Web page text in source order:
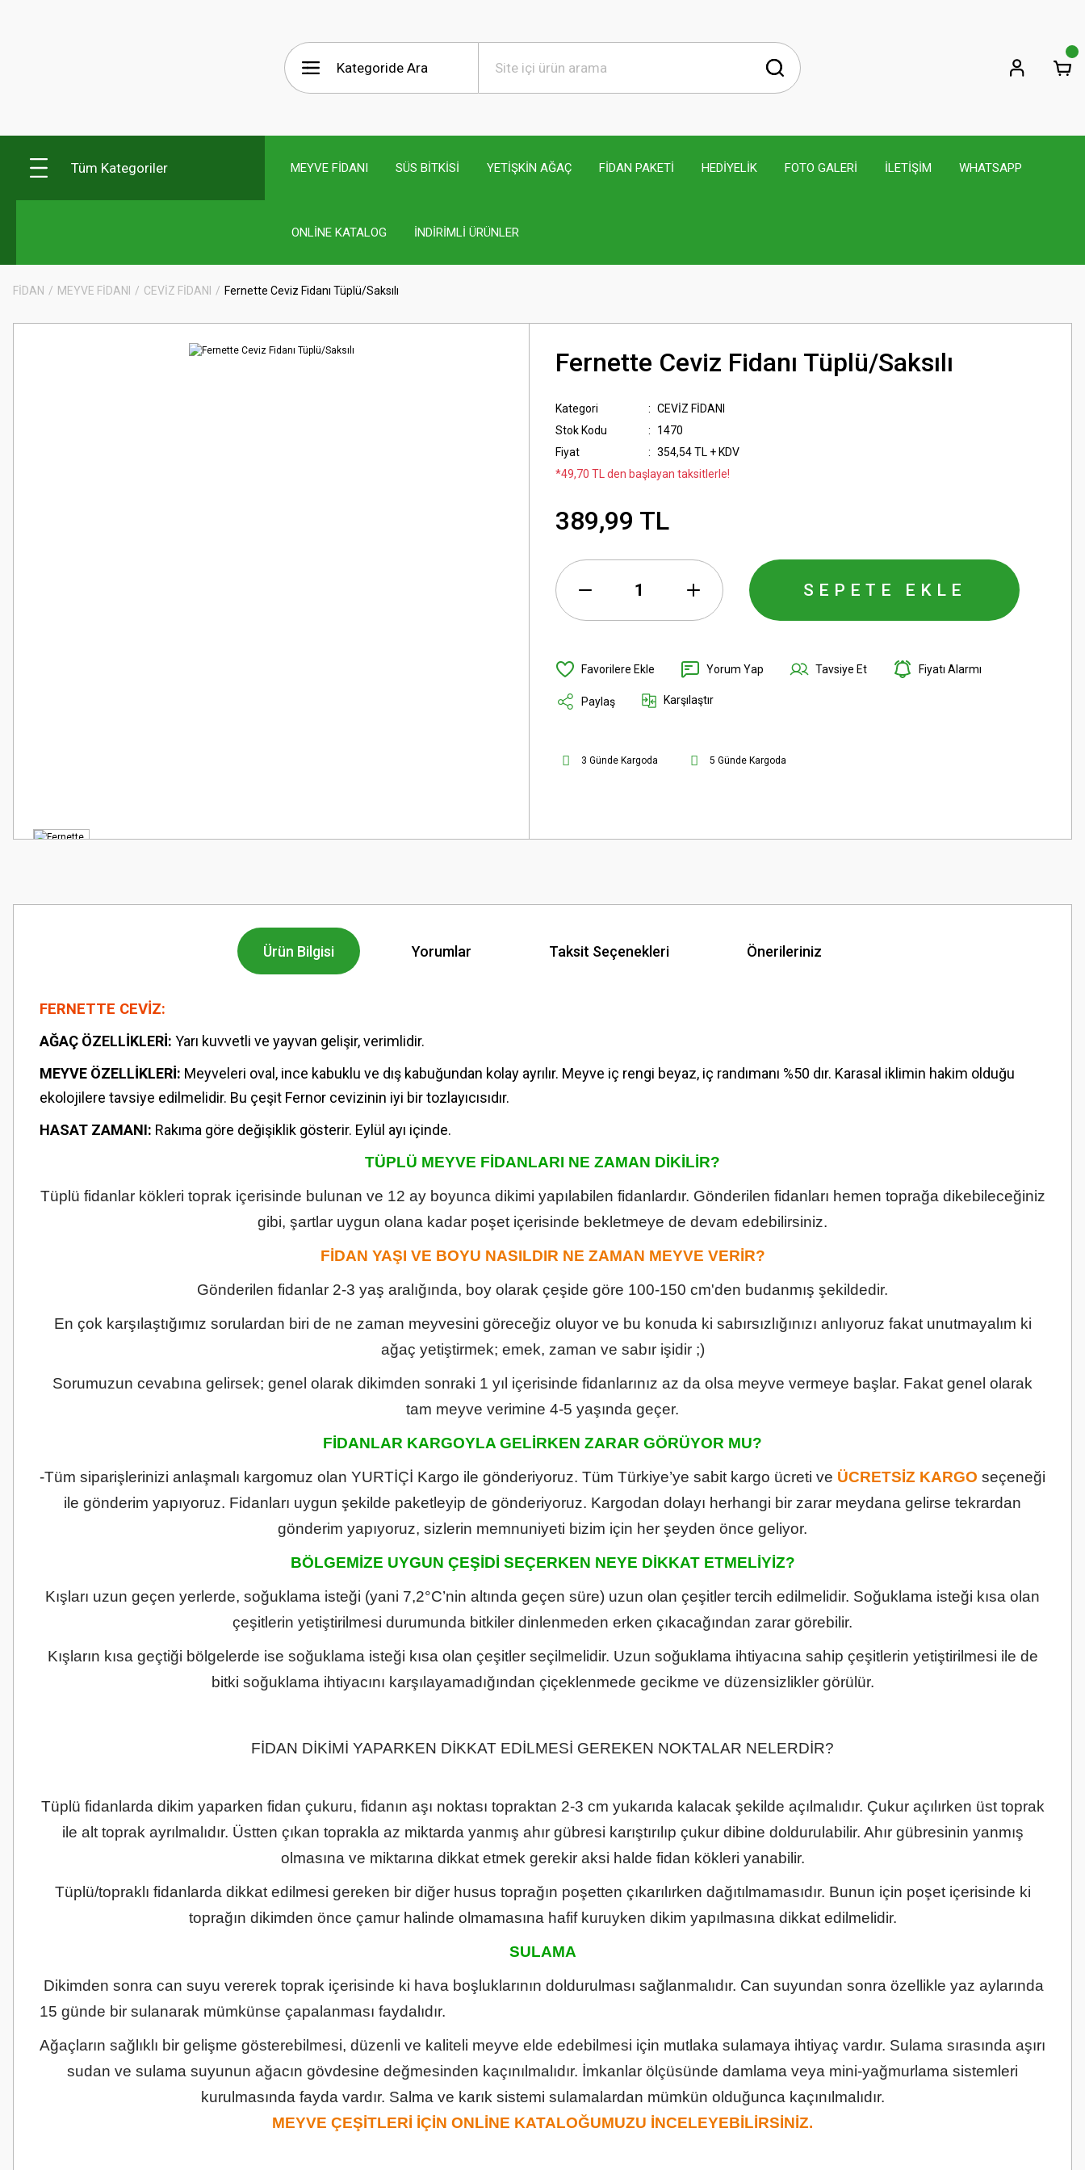
Tüm Kategoriler MEYVE FİDANI SÜS BİTKİSİ YETİŞKİN AĞAÇ FİDAN PAKETİ HEDİYELİK FOTO GALERİ İLETİŞİM WHATSAPP
ONLİNE KATALOG İNDİRİMLİ ÜRÜNLER
FİDAN MEYVE FİDANI CEVİZ FİDANI Fernette Ceviz Fidanı Tüplü/Saksılı
Fernette Ceviz Fidanı Tüplü/Saksılı
Kategori
CEVİZ FİDANI
Stok Kodu
1470
Fiyat
354,54 TL + KDV
*49,70 TL den başlayan taksitlerle!
389,99 TL
SEPETE EKLE
Yorum Yap Tavsiye Et Fiyatı Alarmı
Paylaş Karşılaştır
3 Günde Kargoda 5 Günde Kargoda
Ürün Bilgisi Yorumlar Taksit Seçenekleri Önerileriniz
FERNETTE CEVİZ:
AĞAÇ ÖZELLİKLERİ: Yarı kuvvetli ve yayvan gelişir, verimlidir.
MEYVE ÖZELLİKLERİ: Meyveleri oval, ince kabuklu ve dış kabuğundan kolay ayrılır. Meyve iç rengi beyaz, iç randımanı %50 dır. Karasal iklimin hakim olduğu
ekolojilere tavsiye edilmelidir. Bu çeşit Fernor cevizinin iyi bir tozlayıcısıdır.
HASAT ZAMANI: Rakıma göre değişiklik gösterir. Eylül ayı içinde.
TÜPLÜ MEYVE FİDANLARI NE ZAMAN DİKİLİR?
Tüplü fidanlar kökleri toprak içerisinde bulunan ve 12 ay boyunca dikimi yapılabilen fidanlardır. Gönderilen fidanları hemen toprağa dikebileceğiniz
gibi, şartlar uygun olana kadar poşet içerisinde bekletmeye de devam edebilirsiniz.
FİDAN YAŞI VE BOYU NASILDIR NE ZAMAN MEYVE VERİR?
Gönderilen fidanlar 2-3 yaş aralığında, boy olarak çeşide göre 100-150 cm'den budanmış şekildedir.
En çok karşılaştığımız sorulardan biri de ne zaman meyvesini göreceğiz oluyor ve bu konuda ki sabırsızlığınızı anlıyoruz fakat unutmayalım ki
ağaç yetiştirmek; emek, zaman ve sabır işidir ;)
Sorumuzun cevabına gelirsek; genel olarak dikimden sonraki 1 yıl içerisinde fidanlarınız az da olsa meyve vermeye başlar. Fakat genel olarak
tam meyve verimine 4-5 yaşında geçer.
FİDANLAR KARGOYLA GELİRKEN ZARAR GÖRÜYOR MU?
-Tüm siparişlerinizi anlaşmalı kargomuz olan YURTİÇİ Kargo ile gönderiyoruz. Tüm Türkiye’ye sabit kargo ücreti ve ÜCRETSİZ KARGO seçeneği
ile gönderim yapıyoruz. Fidanları uygun şekilde paketleyip de gönderiyoruz. Kargodan dolayı herhangi bir zarar meydana gelirse tekrardan
gönderim yapıyoruz, sizlerin memnuniyeti bizim için her şeyden önce geliyor.
BÖLGEMİZE UYGUN ÇEŞİDİ SEÇERKEN NEYE DİKKAT ETMELİYİZ?
Kışları uzun geçen yerlerde, soğuklama isteği (yani 7,2°C’nin altında geçen süre) uzun olan çeşitler tercih edilmelidir. Soğuklama isteği kısa olan
çeşitlerin yetiştirilmesi durumunda bitkiler dinlenmeden erken çıkacağından zarar görebilir.
Kışların kısa geçtiği bölgelerde ise soğuklama isteği kısa olan çeşitler seçilmelidir. Uzun soğuklama ihtiyacına sahip çeşitlerin yetiştirilmesi ile de
bitki soğuklama ihtiyacını karşılayamadığından çiçeklenmede gecikme ve düzensizlikler görülür.
FİDAN DİKİMİ YAPARKEN DİKKAT EDİLMESİ GEREKEN NOKTALAR NELERDİR?
Tüplü fidanlarda dikim yaparken fidan çukuru, fidanın aşı noktası topraktan 2-3 cm yukarıda kalacak şekilde açılmalıdır. Çukur açılırken üst toprak
ile alt toprak ayrılmalıdır. Üstten çıkan toprakla az miktarda yanmış ahır gübresi karıştırılıp çukur dibine doldurulabilir. Ahır gübresinin yanmış
olmasına ve miktarına dikkat etmek gerekir aksi halde fidan kökleri yanabilir.
Tüplü/topraklı fidanlarda dikkat edilmesi gereken bir diğer husus toprağın poşetten çıkarılırken dağıtılmamasıdır. Bunun için poşet içerisinde ki
toprağın dikimden önce çamur halinde olmamasına hafif kuruyken dikim yapılmasına dikkat edilmelidir.
SULAMA
Dikimden sonra can suyu vererek toprak içerisinde ki hava boşluklarının doldurulması sağlanmalıdır. Can suyundan sonra özellikle yaz aylarında
15 günde bir sulanarak mümkünse çapalanması faydalıdır.
Ağaçların sağlıklı bir gelişme gösterebilmesi, düzenli ve kaliteli meyve elde edebilmesi için mutlaka sulamaya ihtiyaç vardır. Sulama sırasında aşırı
sudan ve sulama suyunun ağacın gövdesine değmesinden kaçınılmalıdır. İmkanlar ölçüsünde damlama veya mini-yağmurlama sistemleri
kurulmasında fayda vardır. Salma ve karık sistemi sulamalardan mümkün olduğunca kaçınılmalıdır.
MEYVE ÇEŞİTLERİ İÇİN ONLİNE KATALOĞUMUZU İNCELEYEBİLİRSİNİZ.